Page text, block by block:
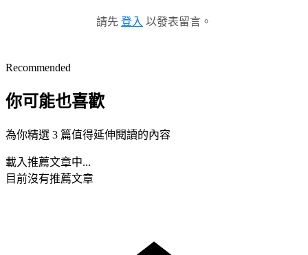
請先 登入 以發表留言。
Recommended
你可能也喜歡
為你精選 3 篇值得延伸閱讀的內容
載入推薦文章中...
目前沒有推薦文章